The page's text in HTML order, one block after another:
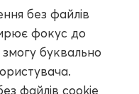
без файлів
фокус до
буквально
файлів cookie